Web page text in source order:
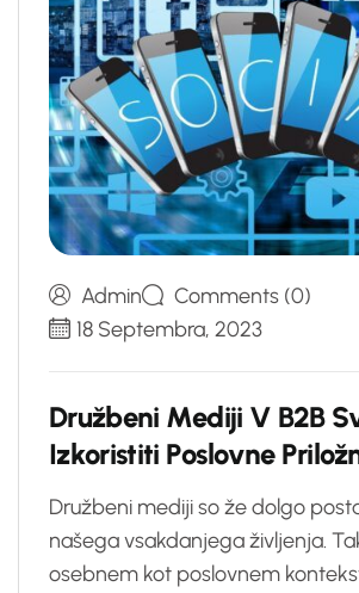
Admin
Comments (0)
18 Septembra, 2023
Družbeni Mediji V B2B S
Izkoristiti Poslovne Prilož
Družbeni mediji so že dolgo
našega vsakdanjega življenja.
osebnem kot poslovnem